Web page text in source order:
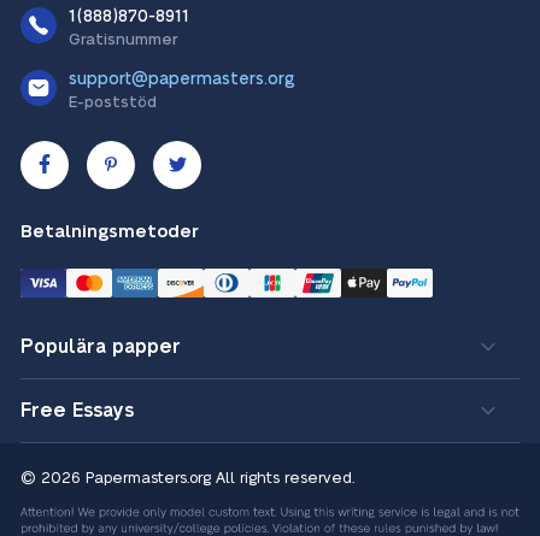
1(888)870-8911
Gratisnummer
support@papermasters.org
E-poststöd
Betalningsmetoder
Populära papper
Free Essays
© 2026 Papermasters.org All rights reserved.